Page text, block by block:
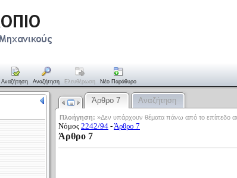
Αναζήτηση Αναζήτηση Ελευθέρωση Νέο Παράθυρο
Άρθρο 7 Αναζήτηση